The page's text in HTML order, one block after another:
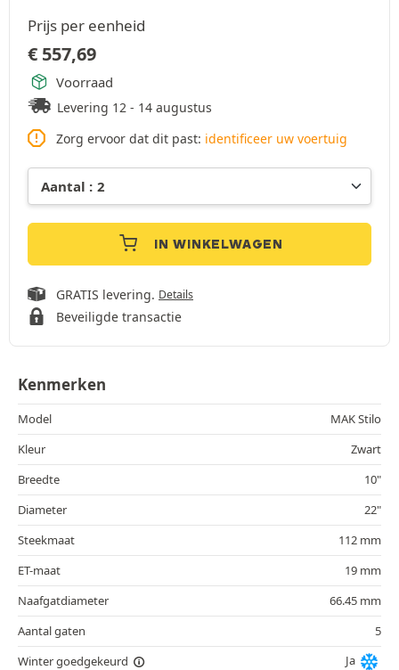
Prijs per eenheid
€ 557,69
Voorraad
Levering 12 - 14 augustus
Zorg ervoor dat dit past: identificeer uw voertuig
IN WINKELWAGEN
GRATIS levering. Details
Beveiligde transactie
Kenmerken
Model
MAK Stilo
Kleur
Zwart
Breedte
10"
Diameter
22"
Steekmaat
112 mm
ET-maat
19 mm
Naafgatdiameter
66.45 mm
Aantal gaten
5
Winter goedgekeurd
Ja